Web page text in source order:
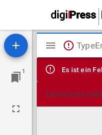
1
Mirador
Viewer
Es ist ein
Technische